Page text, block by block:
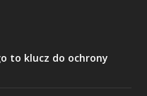
to klucz do ochrony